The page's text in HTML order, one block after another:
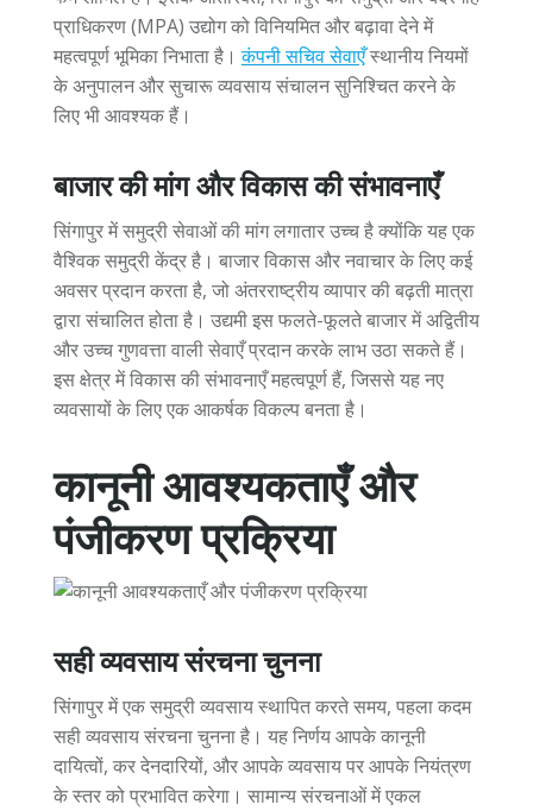
प्राधिकरण (MPA) उद्योग को विनियमित और बढ़ावा देने में
महत्वपूर्ण भूमिका निभाता है।कंपनी सचिव सेवाएँस्थानीय नियमों
के अनुपालन और सुचारू व्यवसाय संचालन सुनिश्चित करने के
लिए भी आवश्यक हैं।
बाजार की मांग और विकास की संभावनाएँ
सिंगापुर में समुद्री सेवाओं की मांग लगातार उच्च है क्योंकि यह एक
वैश्विक समुद्री केंद्र है। बाजार विकास और नवाचार के लिए कई
अवसर प्रदान करता है, जो अंतरराष्ट्रीय व्यापार की बढ़ती मात्रा
द्वारा संचालित होता है। उद्यमी इस फलते-फूलते बाजार में अद्वितीय
और उच्च गुणवत्ता वाली सेवाएँ प्रदान करके लाभ उठा सकते हैं।
इस क्षेत्र में विकास की संभावनाएँ महत्वपूर्ण हैं, जिससे यह नए
व्यवसायों के लिए एक आकर्षक विकल्प बनता है।
कानूनी आवश्यकताएँ और
पंजीकरण प्रक्रिया
सही व्यवसाय संरचना चुनना
सिंगापुर में एक समुद्री व्यवसाय स्थापित करते समय, पहला कदम
सही व्यवसाय संरचना चुनना है। यह निर्णय आपके कानूनी
दायित्वों, कर देनदारियों, और आपके व्यवसाय पर आपके नियंत्रण
के स्तर को प्रभावित करेगा। सामान्य संरचनाओं में एकल